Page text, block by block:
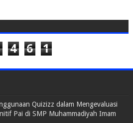
4 6 1
Quizizz dalam Mengevaluasi
Pai di SMP Muhammadiyah Imam